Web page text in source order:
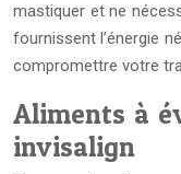
mastiquer et ne
fournissent l’énergie
compromettre votre
Aliments à
invisalign